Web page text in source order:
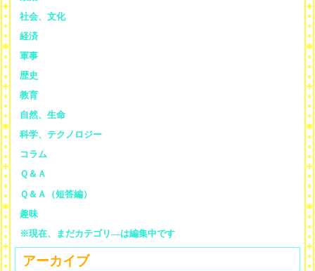
社会、文化
経済
軍事
歴史
教育
自然、生命
科学、テクノロジー
コラム
Ｑ＆Ａ
Ｑ＆Ａ（短答編）
趣味
※現在、まだカテゴリ—は編集中です
アーカイブ